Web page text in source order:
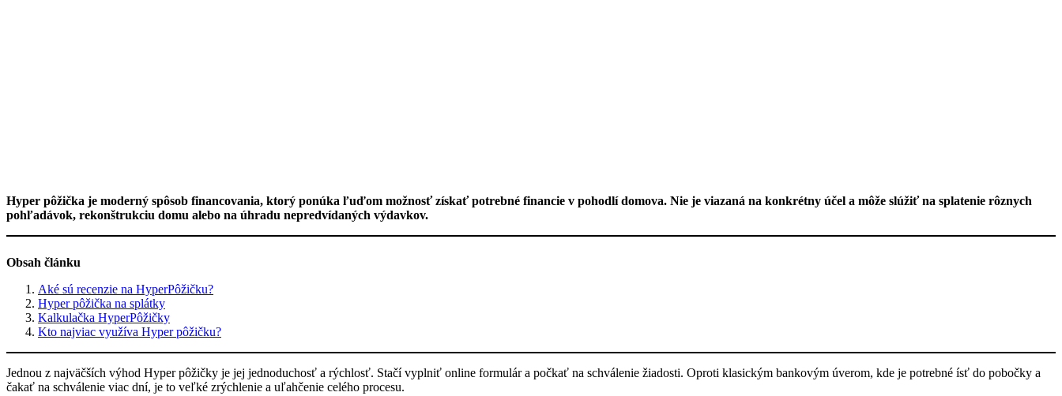
Hyper pôžička je moderný spôsob financovania, ktorý ponúka ľuďom možnosť získať potrebné financie v pohodlí domova. Nie je viazaná na konkrétny účel a môže slúžiť na splatenie rôznych
pohľadávok, rekonštrukciu domu alebo na úhradu nepredvídaných výdavkov.
Obsah článku
Aké sú recenzie na HyperPôžičku?
Hyper pôžička na splátky
Kalkulačka HyperPôžičky
Kto najviac využíva Hyper pôžičku?
Jednou z najväčších výhod Hyper pôžičky je jej jednoduchosť a rýchlosť. Stačí vyplniť online formulár a počkať na schválenie žiadosti. Oproti klasickým bankovým úverom, kde je potrebné ísť do pobočky a
čakať na schválenie viac dní, je to veľké zrýchlenie a uľahčenie celého procesu.